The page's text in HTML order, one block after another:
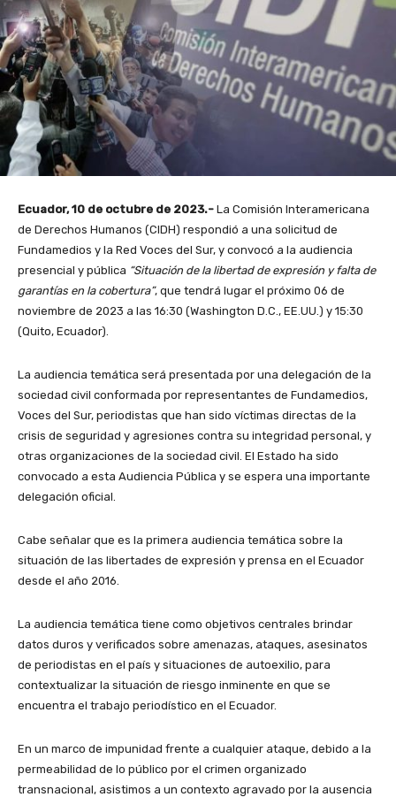
Ecuador, 10 de octubre de 2023.- La Comisión Interamericana
de Derechos Humanos (CIDH) respondió a una solicitud de
Fundamedios y la Red Voces del Sur, y convocó a la audiencia
presencial y pública “Situación de la libertad de expresión y falta de
garantías en la cobertura”, que tendrá lugar el próximo 06 de
noviembre de 2023 a las 16:30 (Washington D.C., EE.UU.) y 15:30
(Quito, Ecuador).
La audiencia temática será presentada por una delegación de la
sociedad civil conformada por representantes de Fundamedios,
Voces del Sur, periodistas que han sido víctimas directas de la
crisis de seguridad y agresiones contra su integridad personal, y
otras organizaciones de la sociedad civil. El Estado ha sido
convocado a esta Audiencia Pública y se espera una importante
delegación oficial.
Cabe señalar que es la primera audiencia temática sobre la
situación de las libertades de expresión y prensa en el Ecuador
desde el año 2016.
La audiencia temática tiene como objetivos centrales brindar
datos duros y verificados sobre amenazas, ataques, asesinatos
de periodistas en el país y situaciones de autoexilio, para
contextualizar la situación de riesgo inminente en que se
encuentra el trabajo periodístico en el Ecuador.
En un marco de impunidad frente a cualquier ataque, debido a la
permeabilidad de lo público por el crimen organizado
transnacional, asistimos a un contexto agravado por la ausencia